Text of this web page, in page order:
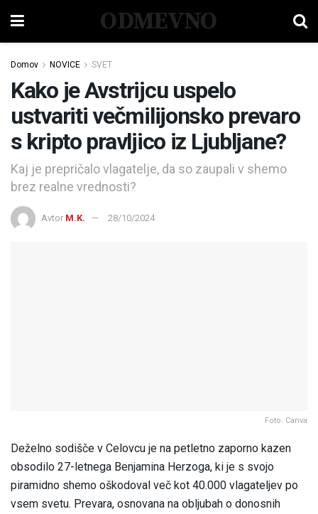
ODMEVNO
Domov NOVICE SVET
Kako je Avstrijcu uspelo
ustvariti večmilijonsko prevaro
s kripto pravljico iz Ljubljane?
Kaj je prepričalo vlagatelje, da so zaupali v shemo
brez realne vrednosti?
Avtor M.K. 28/10/2024
Foto: Canva
Deželno sodišče v Celovcu je na petletno zaporno kazen
obsodilo 27-letnega Benjamina Herzoga, ki je s svojo
piramidno shemo oškodoval več kot 40.000 vlagateljev po
vsem svetu. Prevara, osnovana na obljubah o donosnih